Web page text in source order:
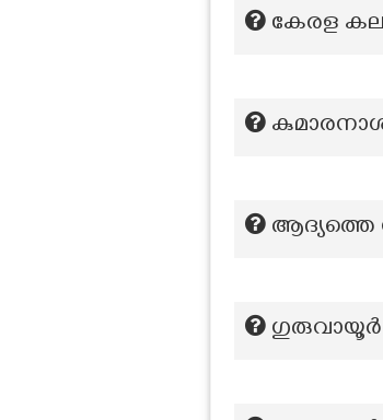
കേരള
ആദ്യത്തെ
ഗുരുവായൂർ